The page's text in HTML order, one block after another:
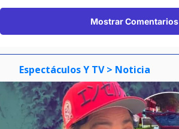
Mostrar Comentarios
Espectáculos Y TV > Noticia